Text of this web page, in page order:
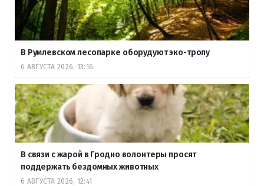
В Румлевском лесопарке оборудуют эко-тропу
6 АВГУСТА 2026, 13:16
В связи с жарой в Гродно волонтеры просят
поддержать бездомных животных
6 АВГУСТА 2026, 12:41